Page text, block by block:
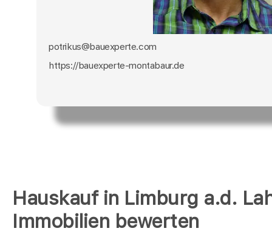
Hauskauf in Limburg a.d.
Immobilien bewerten
potrikus@bauexperte.com
https://bauexperte-montabaur.de